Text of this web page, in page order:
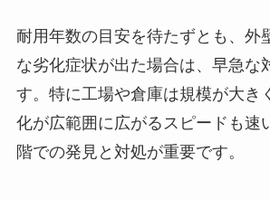
耐用年数の目安を待たずとも、外
な劣化症状が出た場合は、早急な
す。特に工場や倉庫は規模が大き
化が広範囲に広がるスピードも速
階での発見と対処が重要です。